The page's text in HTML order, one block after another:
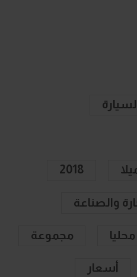
2018
والصناعة
مجموعة
أسعار